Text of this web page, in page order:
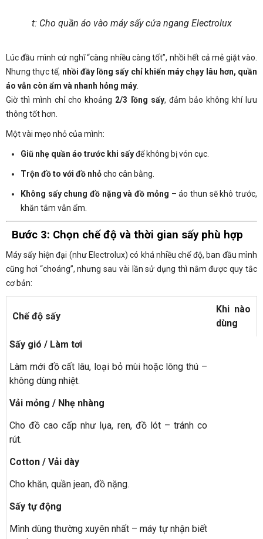
t: Cho quần áo vào máy sấy cửa ngang Electrolux
Lúc đầu mình cứ nghĩ “càng nhiều càng tốt”, nhồi hết cả mẻ giặt vào.
Nhưng thực tế, nhồi đầy lồng sấy chỉ khiến máy chạy lâu hơn, quần
áo vẫn còn ẩm và nhanh hỏng máy.
Giờ thì mình chỉ cho khoảng 2/3 lồng sấy, đảm bảo không khí lưu
thông tốt hơn.
Một vài mẹo nhỏ của mình:
Giũ nhẹ quần áo trước khi sấyđể không bị vón cục.
Trộn đồ to với đồ nhỏcho cân bằng.
Không sấy chung đồ nặng và đồ mỏng – áo thun sẽ khô trước,
khăn tắm vẫn ẩm.
Bước 3: Chọn chế độ và thời gian sấy phù hợp
Máy sấy hiện đại (như Electrolux) có khá nhiều chế độ, ban đầu mình
cũng hơi “choáng”, nhưng sau vài lần sử dụng thì nắm được quy tắc
cơ bản:
Chế độ sấy
Khi nào
dùng
Sấy gió / Làm tơi
Làm mới đồ cất lâu, loại bỏ mùi hoặc lông thú –
không dùng nhiệt.
Vải mỏng / Nhẹ nhàng
Cho đồ cao cấp như lụa, ren, đồ lót – tránh co
rút.
Cotton / Vải dày
Cho khăn, quần jean, đồ nặng.
Sấy tự động
Mình dùng thường xuyên nhất – máy tự nhận biết